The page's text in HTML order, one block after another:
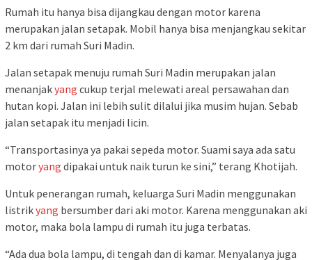
Rumah itu hanya bisa dijangkau dengan motor karena
merupakan jalan setapak. Mobil hanya bisa menjangkau sekitar
2 km dari rumah Suri Madin.
Jalan setapak menuju rumah Suri Madin merupakan jalan
menanjakyang cukup terjal melewati areal persawahan dan
hutan kopi. Jalan ini lebih sulit dilalui jika musim hujan. Sebab
jalan setapak itu menjadi licin.
“Transportasinya ya pakai sepeda motor. Suami saya ada satu
motoryang dipakai untuk naik turun ke sini,” terang Khotijah.
Untuk penerangan rumah, keluarga Suri Madin menggunakan
listrikyang bersumber dari aki motor. Karena menggunakan aki
motor, maka bola lampu di rumah itu juga terbatas.
“Ada dua bola lampu, di tengah dan di kamar. Menyalanya juga